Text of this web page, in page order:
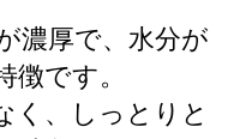
濃厚で、水分が
です。
く、しっとりと